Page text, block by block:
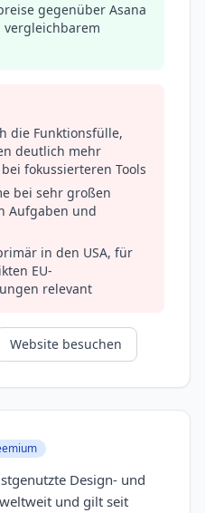
gegenüber Asana
vergleichbarem
die Funktionsfülle,
deutlich mehr
fokussierteren Tools
bei sehr großen
Aufgaben und
in den USA, für
EU-
relevant
Website besuchen
Design- und
und gilt seit